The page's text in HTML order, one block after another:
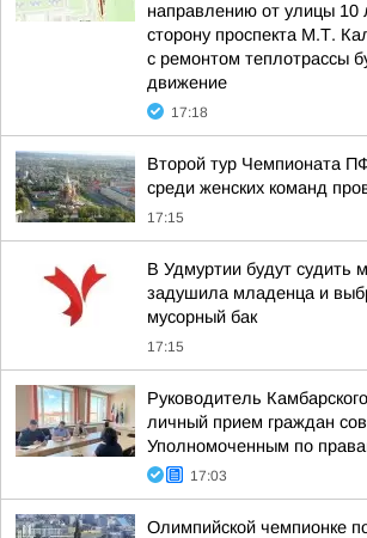
направлению от улицы 10
сторону проспекта М.Т.
с ремонтом теплотрассы
движение
17:18
Второй тур Чемпионата
среди женских команд
17:15
В Удмуртии будут судить
задушила младенца и
мусорный бак
17:15
Руководитель
личный прием граждан
Уполномоченным по
17:03
Олимпийской чемпионке